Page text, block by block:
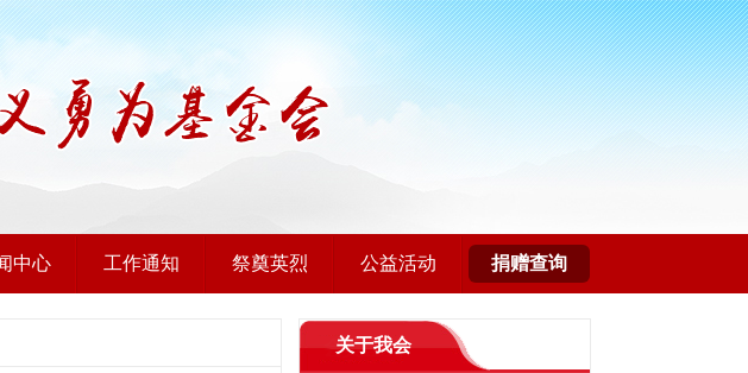
中心 工作通知 祭奠英烈 公益活动 捐赠查询
关于我会